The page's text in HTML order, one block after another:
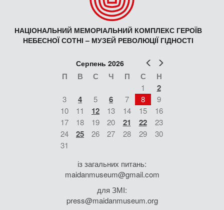
НАЦІОНАЛЬНИЙ МЕМОРІАЛЬНИЙ КОМПЛЕКС ГЕРОЇВ
НЕБЕСНОЇ СОТНІ – МУЗЕЙ РЕВОЛЮЦІЇ ГІДНОСТІ
Попер
Серпень 2026
П В С Ч П С Н
1 2
3 4 5 6 7 8
9
10
11 12 13 14 15
16
17
18 19 20 21 22
23
24
25 26 27 28 29
30
31
із загальних питань:
maidanmuseum@gmail.com
для ЗМІ:
press@maidanmuseum.org